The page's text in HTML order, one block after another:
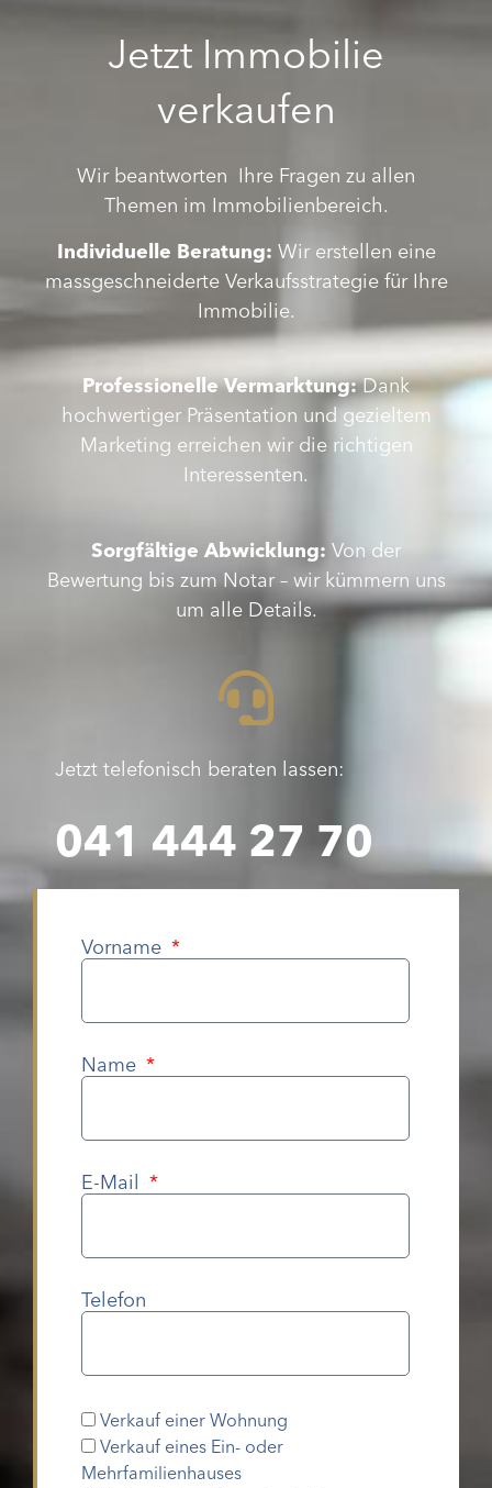
Jetzt Immobilie
verkaufen
Wir beantworten Ihre Fragen zu allen
Themen im Immobilienbereich.
Individuelle Beratung: Wir erstellen eine
massgeschneiderte Verkaufsstrategie für Ihre
Immobilie.
Professionelle Vermarktung:Dank
hochwertiger Präsentation und gezieltem
Marketing erreichen wir die richtigen
Interessenten.
Sorgfältige Abwicklung: Von der
Bewertung bis zum Notar – wir kümmern uns
um alle Details.
Jetzt telefonisch beraten lassen:
041 444 27 70
Vorname
Name
E-Mail
Telefon
Verkauf einer Wohnung
Verkauf eines Ein- oder
Mehrfamilienhauses